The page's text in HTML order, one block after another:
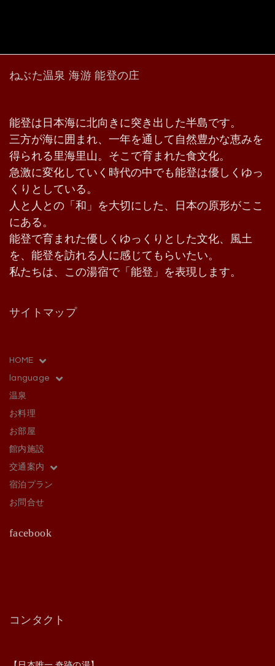
ねぶた温泉 海游 能登の庄
能登は日本海に北向きに突き出した半島です。
三方が海に囲まれ、一年を通して自然豊かな恵みを
得られる里海里山。そこで育まれた食文化。
急激に変化していく時代の中でも能登は優しくゆっ
くりとしている。
人と人との「和」を大切にした、日本の原形がここ
にある。
能登で育まれた優しくゆっくりとした文化、風土
を、能登を訪れる人に感じてもらいたい。
私たちは、この湯宿で「能登」を表現します。
サイトマップ
HOME
language
温泉
お料理
お部屋
館内施設
交通案内
宿泊プラン
お問合せ
facebook
コンタクト